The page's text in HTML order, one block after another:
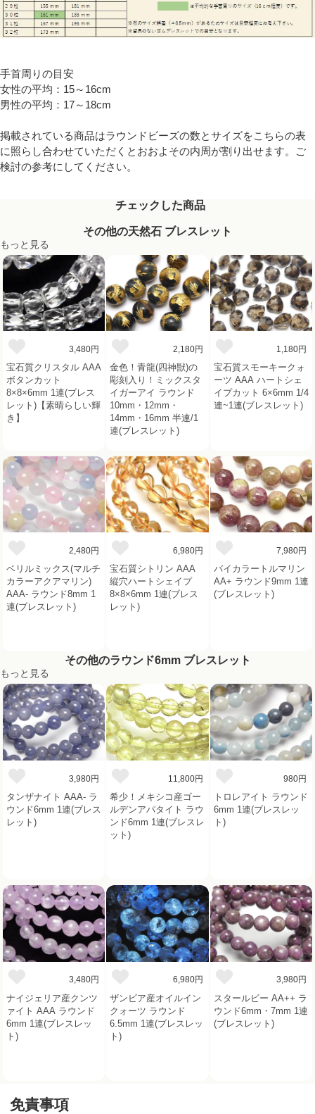
手首周りの目安
女性の平均：15～16cm
男性の平均：17～18cm
掲載されている商品はラウンドビーズの数とサイズをこちらの表
に照らし合わせていただくとおおよその内周が割り出せます。ご
検討の参考にしてください。
チェックした商品
その他の天然石 ブレスレット
もっと見る
3,480円
宝石質クリスタル AAA
ボタンカット
8×8×6mm 1連(ブレス
レット)【素晴らしい輝
き】
2,180円
金色！青龍(四神獣)の
彫刻入り！ミックスタ
イガーアイ ラウンド
10mm・12mm・
14mm・16mm 半連/1
連(ブレスレット)
1,180円
宝石質スモーキークォ
ーツ AAA ハートシェ
イプカット 6×6mm 1/4
連~1連(ブレスレット)
2,480円
ベリルミックス(マルチ
カラーアクアマリン)
AAA- ラウンド8mm 1
連(ブレスレット)
6,980円
宝石質シトリン AAA
縦穴ハートシェイプ
8×8×6mm 1連(ブレス
レット)
7,980円
バイカラートルマリン
AA+ ラウンド9mm 1連
(ブレスレット)
その他のラウンド6mm ブレスレット
もっと見る
3,980円
タンザナイト AAA- ラ
ウンド6mm 1連(ブレス
レット)
11,800円
希少！メキシコ産ゴー
ルデンアパタイト ラウ
ンド6mm 1連(ブレスレ
ット)
980円
トロレアイト ラウンド
6mm 1連(ブレスレッ
ト)
3,480円
ナイジェリア産クンツ
ァイト AAA ラウンド
6mm 1連(ブレスレッ
ト)
6,980円
ザンビア産オイルイン
クォーツ ラウンド
6.5mm 1連(ブレスレッ
ト)
3,980円
スタールビー AA++ ラ
ウンド6mm・7mm 1連
(ブレスレット)
免責事項